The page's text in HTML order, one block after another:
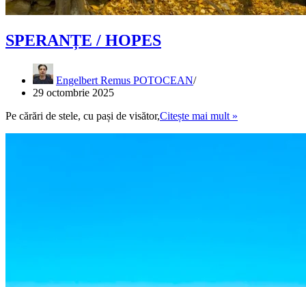
SPERANȚE / HOPES
Engelbert Remus POTOCEAN
29 octombrie 2025
Pe cărări de stele, cu pași de visător,Citește mai mult »